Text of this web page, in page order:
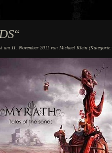
“
am 11. November 2011 von Michael Klein (Kategorie: